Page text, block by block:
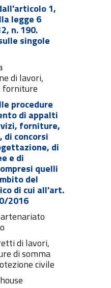
1,
legge 6
n. 190.
singole
di lavori,
forniture
procedure
di appalti
forniture,
di concorsi
di
e di
quelli
del
di cui all'art.
2016
di lavori,
di somma
civile